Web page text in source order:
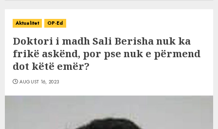
Aktualitet OP-Ed
Doktori i madh Sali Berisha nuk ka
frikë askënd, por pse nuk e përmend
dot këtë emër?
AUGUST 16, 2023